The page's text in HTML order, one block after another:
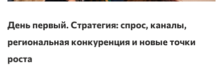
День первый. Стратегия: спрос, каналы,
региональная конкуренция и новые точки
роста